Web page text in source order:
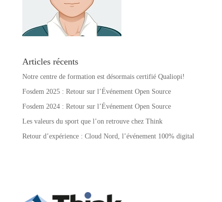
Articles récents
Notre centre de formation est désormais certifié Qualiopi!
Fosdem 2025 : Retour sur l’Événement Open Source
Fosdem 2024 : Retour sur l’Événement Open Source
Les valeurs du sport que l’on retrouve chez Think
Retour d’expérience : Cloud Nord, l’événement 100% digital